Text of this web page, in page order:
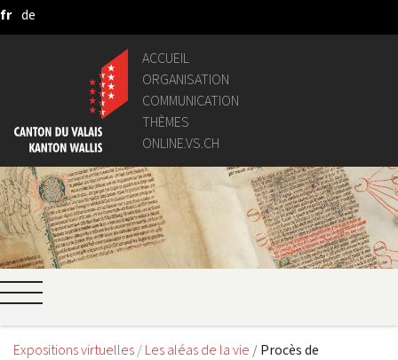
Saut au contenu principal
fr de
ACCUEIL
ORGANISATION
COMMUNICATION
THÈMES
ONLINE.VS.CH
Expositions virtuelles Les aléas de la vie
Procès de